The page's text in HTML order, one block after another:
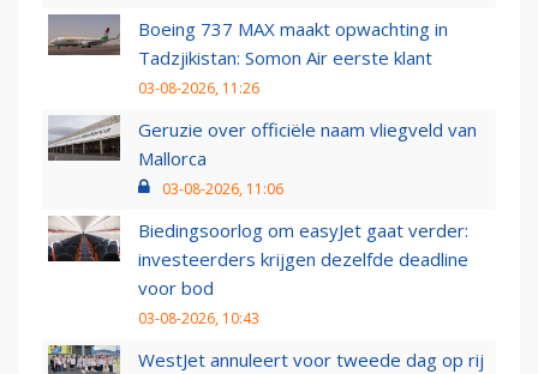
Boeing 737 MAX maakt opwachting in
Tadzjikistan: Somon Air eerste klant
03-08-2026, 11:26
Geruzie over officiële naam vliegveld van
Mallorca
03-08-2026, 11:06
Biedingsoorlog om easyJet gaat verder:
investeerders krijgen dezelfde deadline
voor bod
03-08-2026, 10:43
WestJet annuleert voor tweede dag op rij